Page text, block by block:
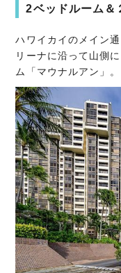
2ベッドルーム
ハワイカイのメイン
リーナに沿って山側
ム「マウナルアン」。